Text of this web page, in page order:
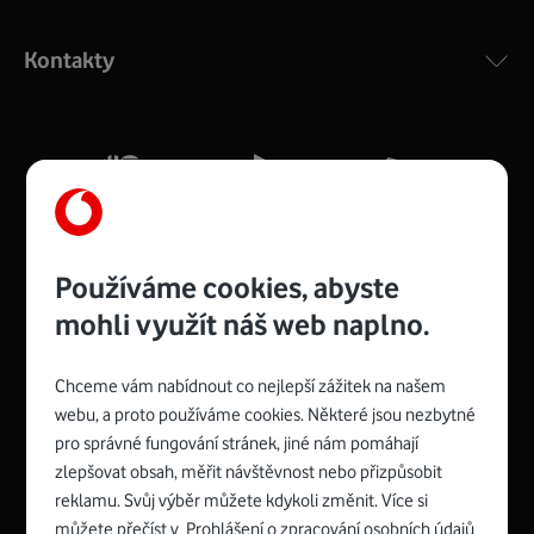
silný signál pro celou domácnost. Kompaktní rozměry 21
Více o COMPAL CH7465VF
Zyxel VMG8623-T50B:
Rozměry modemu jsou 16 x 22 x 7,5 cm (včetně stojánku)
a nabízí 4 gigabitové LAN porty a bezdrátové připojení Wi-
Spojte se s Vodafonem
Kontakty
Používáme cookies, abyste
mohli využít náš web naplno.
Chceme vám nabídnout co nejlepší zážitek na našem
webu, a proto používáme cookies. Některé jsou nezbytné
pro správné fungování stránek, jiné nám pomáhají
zlepšovat obsah, měřit návštěvnost nebo přizpůsobit
reklamu. Svůj výběr můžete kdykoli změnit. Více si
můžete přečíst v Prohlášení o zpracování osobních údajů